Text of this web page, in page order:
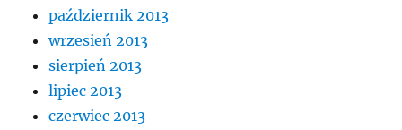
październik 2013
wrzesień 2013
sierpień 2013
lipiec 2013
czerwiec 2013